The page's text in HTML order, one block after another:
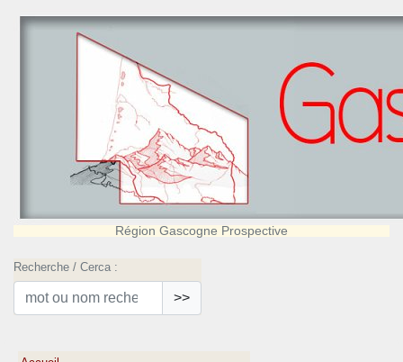
Région Gascogne Prospective
Recherche / Cerca :
>>